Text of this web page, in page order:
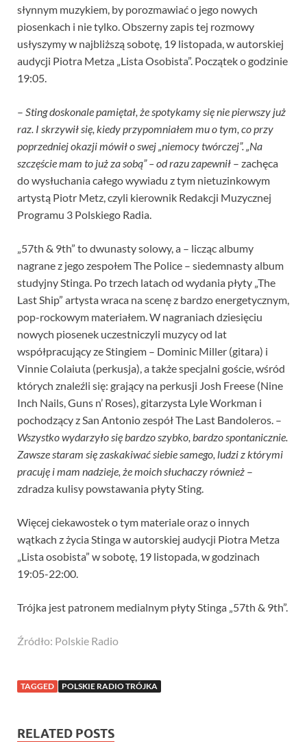
słynnym muzykiem, by porozmawiać o jego nowych
piosenkach i nie tylko. Obszerny zapis tej rozmowy
usłyszymy w najbliższą sobotę, 19 listopada, w autorskiej
audycji Piotra Metza „Lista Osobista”. Początek o godzinie
19:05.
– Sting doskonale pamiętał, że spotykamy się nie pierwszy już
raz. I skrzywił się, kiedy przypomniałem mu o tym, co przy
poprzedniej okazji mówił o swej „niemocy twórczej”. „Na
szczęście mam to już za sobą” – od razu zapewnił – zachęca
do wysłuchania całego wywiadu z tym nietuzinkowym
artystą Piotr Metz, czyli kierownik Redakcji Muzycznej
Programu 3 Polskiego Radia.
„57th & 9th” to dwunasty solowy, a – licząc albumy
nagrane z jego zespołem The Police – siedemnasty album
studyjny Stinga. Po trzech latach od wydania płyty „The
Last Ship” artysta wraca na scenę z bardzo energetycznym,
pop-rockowym materiałem. W nagraniach dziesięciu
nowych piosenek uczestniczyli muzycy od lat
współpracujący ze Stingiem – Dominic Miller (gitara) i
Vinnie Colaiuta (perkusja), a także specjalni goście, wśród
których znaleźli się: grający na perkusji Josh Freese (Nine
Inch Nails, Guns n’ Roses), gitarzysta Lyle Workman i
pochodzący z San Antonio zespół The Last Bandoleros. –
Wszystko wydarzyło się bardzo szybko, bardzo spontanicznie.
Zawsze staram się zaskakiwać siebie samego, ludzi z którymi
pracuję i mam nadzieje, że moich słuchaczy również –
zdradza kulisy powstawania płyty Sting.
Więcej ciekawostek o tym materiale oraz o innych
wątkach z życia Stinga w autorskiej audycji Piotra Metza
„Lista osobista” w sobotę, 19 listopada, w godzinach
19:05-22:00.
Trójka jest patronem medialnym płyty Stinga „57th & 9th”.
Źródło: Polskie Radio
TAGGED POLSKIE RADIO TRÓJKA
RELATED POSTS